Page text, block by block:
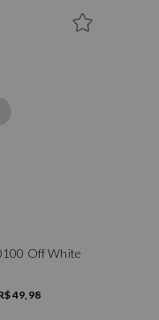
Off White
49,98